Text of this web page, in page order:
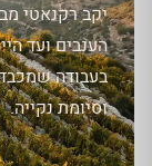
יקב רקנאטי
הענבים ועד
בעבודה
וסיומת נקייה.